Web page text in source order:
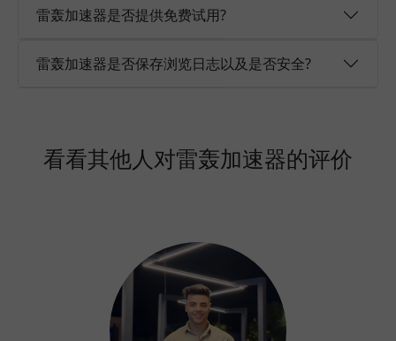
雷轰加速器是否提供免费试用?
雷轰加速器是否保存浏览日志以及是否安全?
看看其他人对雷轰加速器的评价